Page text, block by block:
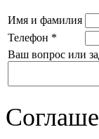
Имя и фамилия
Телефон *
Ваш вопрос или